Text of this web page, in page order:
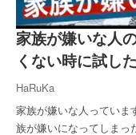
家族が嫌いな人
くない時に試し
HaRuKa
家族が嫌いな人っていま
族が嫌いになってしまっ